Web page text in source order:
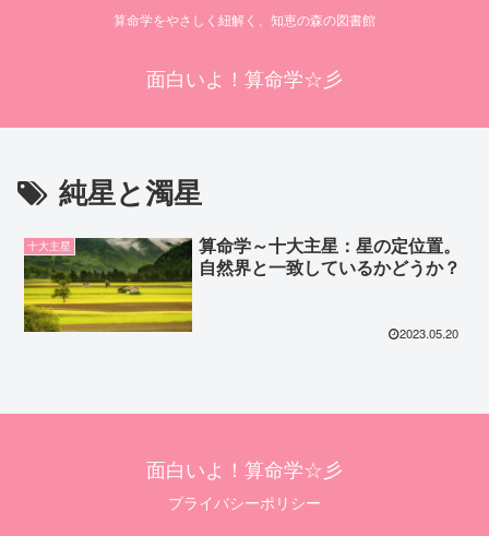
算命学をやさしく紐解く、知恵の森の図書館
面白いよ！算命学☆彡
純星と濁星
十大主星
算命学～十大主星：星の定位置。
自然界と一致しているかどうか？
2023.05.20
面白いよ！算命学☆彡
プライバシーポリシー